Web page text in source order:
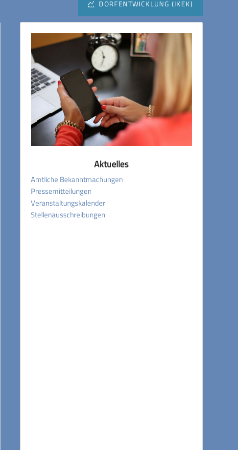
DORFENTWICKLUNG (IKEK)
Aktuelles
Amtliche Bekanntmachungen
Pressemitteilungen
Veranstaltungskalender
Stellenausschreibungen